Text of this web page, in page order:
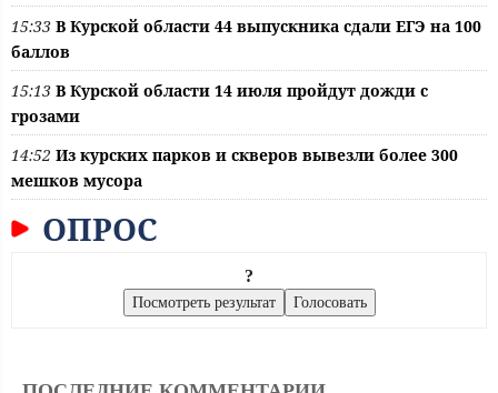
15:33 В Курской области 44 выпускника сдали ЕГЭ на 100
баллов
15:13 В Курской области 14 июля пройдут дожди с
грозами
14:52 Из курских парков и скверов вывезли более 300
мешков мусора
ОПРОС
?